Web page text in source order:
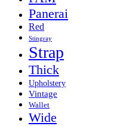
Panerai
Red
Stingray
Strap
Thick
Upholstery
Vintage
Wallet
Wide